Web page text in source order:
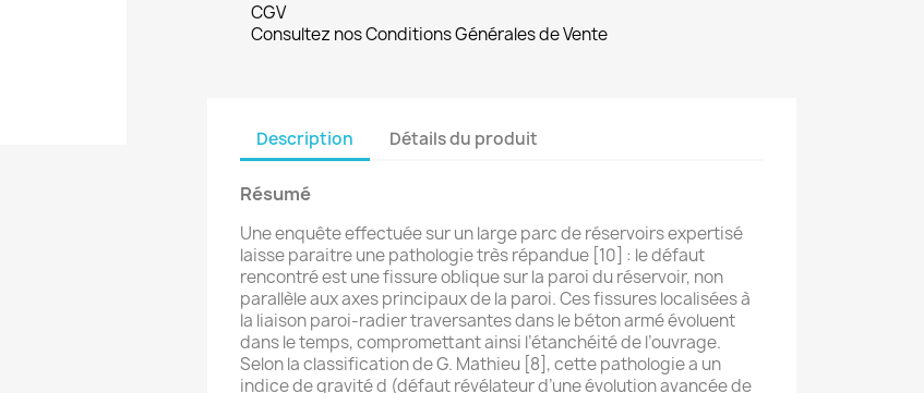
CGV
Consultez nos Conditions Générales de Vente
Description Détails du produit
Résumé
Une enquête effectuée sur un large parc de réservoirs expertisé
laisse paraitre une pathologie très répandue [10] : le défaut
rencontré est une fissure oblique sur la paroi du réservoir, non
parallèle aux axes principaux de la paroi. Ces fissures localisées à
la liaison paroi-radier traversantes dans le béton armé évoluent
dans le temps, compromettant ainsi l’étanchéité de l’ouvrage.
Selon la classification de G. Mathieu [8], cette pathologie a un
indice de gravité d (défaut révélateur d’une évolution avancée de